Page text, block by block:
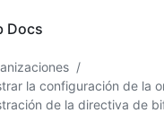
Docs
/
la configuración de la
de la directiva de